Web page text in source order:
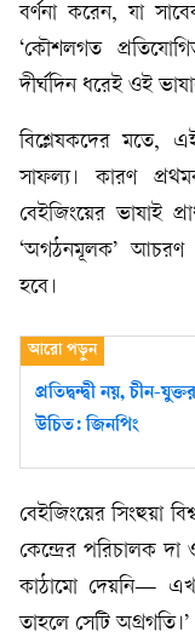
বর্ণনা করেন, যা
‘কৌশলগত
দীর্ঘদিন ধরেই ওই
বিশ্লেষকদের মতে,
সাফল্য। কারণ
বেইজিংয়ের ভাষাই
‘অগঠনমূলক’ আচরণ
হবে।
প্রতিদ্বন্দ্বী নয়, চীন-
উচিত: জিনপিং
বেইজিংয়ের সিংহুয়া
কেন্দ্রের পরিচালক
কাঠামো দেয়নি—
তাহলে সেটি অগ্রগতি।’